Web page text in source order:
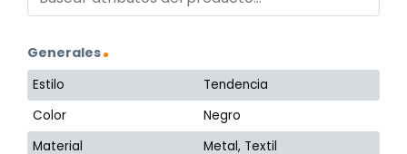
Generales
Estilo
Tendencia
Color
Negro
Material
Metal, Textil